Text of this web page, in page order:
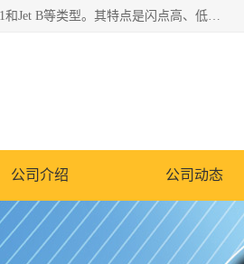
航空煤油（Jet Fuel）是专门为喷气式航空发动机设计的高纯度燃料，主要分为Jet A、Jet A-1和Jet B等类型。其特点是闪点高、低温流动性好，并添加了抗静电剂和抗氧化剂以确保飞行安全。航空煤油需
公司介绍 公司动态